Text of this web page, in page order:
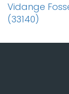
Vidange
(33140)